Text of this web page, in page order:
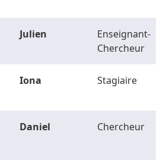
Julien
Enseignant-
Chercheur
Iona Stagiaire
Daniel Chercheur